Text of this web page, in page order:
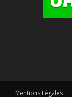
Mentions Légales